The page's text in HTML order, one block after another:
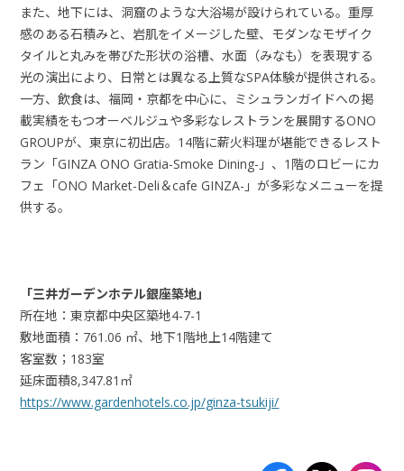
また、地下には、洞窟のような大浴場が設けられている。重厚
感のある石積みと、岩肌をイメージした壁、モダンなモザイク
タイルと丸みを帯びた形状の浴槽、水面（みなも）を表現する
光の演出により、日常とは異なる上質なSPA体験が提供される。
一方、飲食は、福岡・京都を中心に、ミシュランガイドへの掲
載実績をもつオーベルジュや多彩なレストランを展開するONO
GROUPが、東京に初出店。14階に薪火料理が堪能できるレスト
ラン「GINZA ONO Gratia-Smoke Dining-」、1階のロビーにカ
フェ「ONO Market-Deli＆cafe GINZA-」が多彩なメニューを提
供する。
「三井ガーデンホテル銀座築地」
所在地：東京都中央区築地4-7-1
敷地面積：761.06 ㎡、地下1階地上14階建て
客室数；183室
延床面積8,347.81㎡
https://www.gardenhotels.co.jp/ginza-tsukiji/